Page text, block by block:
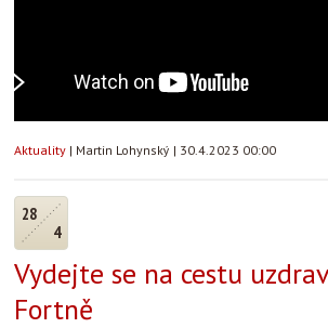
Aktuality | Martin Lohynský | 30.4.2023 00:00
28
4
Vydejte se na cestu
Fortně